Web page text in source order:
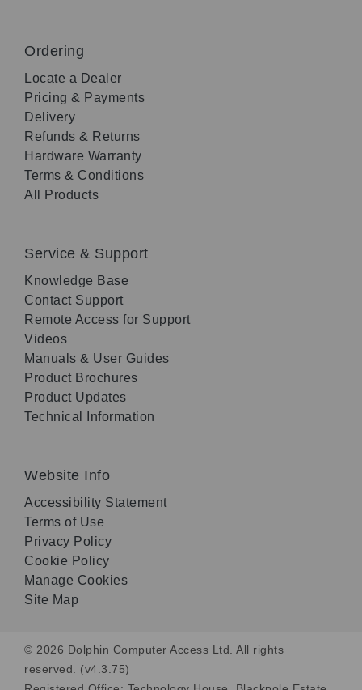
Ordering
Locate a Dealer
Pricing & Payments
Delivery
Refunds & Returns
Hardware Warranty
Terms & Conditions
All Products
Service & Support
Knowledge Base
Contact Support
Remote Access for Support
Videos
Manuals & User Guides
Product Brochures
Product Updates
Technical Information
Website Info
Accessibility Statement
Terms of Use
Privacy Policy
Cookie Policy
Manage Cookies
Site Map
© 2026 Dolphin Computer Access Ltd. All rights
reserved. (v4.3.75)